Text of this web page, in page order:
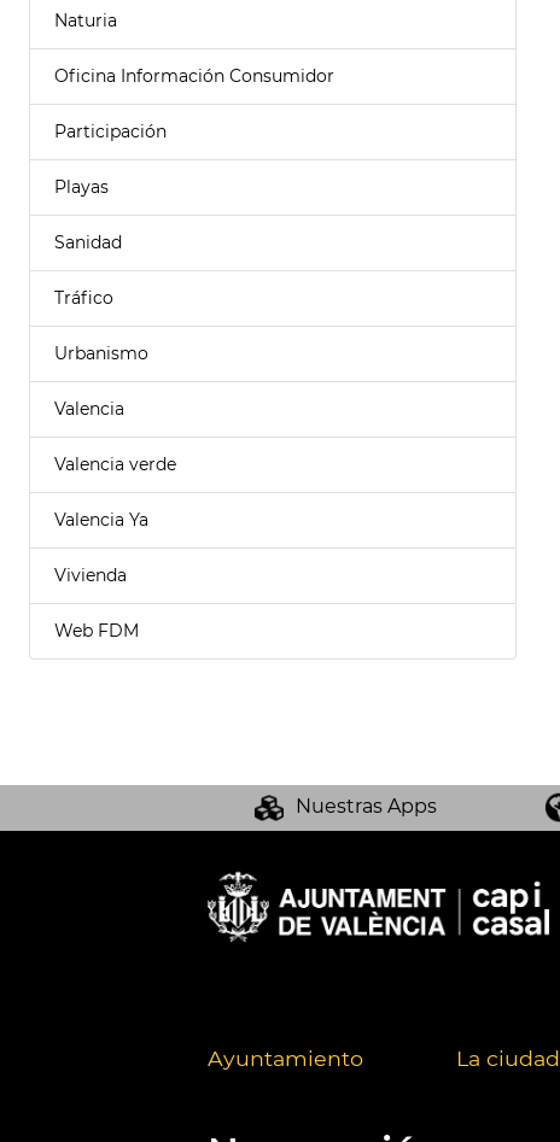
Naturia
Oficina Información Consumidor
Participación
Playas
Sanidad
Tráfico
Urbanismo
Valencia
Valencia verde
Valencia Ya
Vivienda
Web FDM
Nuestras Apps
Ayuntamiento La ciudad